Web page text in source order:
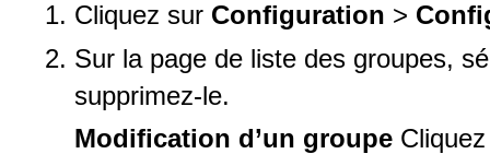
Cliquez sur Configuration >
Sur la page de liste des groupes,
supprimez-le.
Modification d’un groupe